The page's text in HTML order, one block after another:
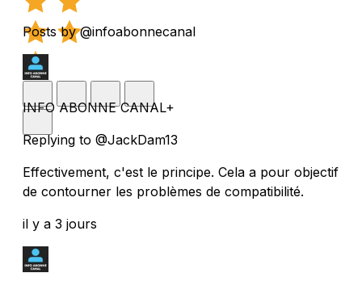
Posts by @infoabonnecanal
INFO ABONNE CANAL+
Replying to @JackDam13
Effectivement, c'est le principe. Cela a pour objectif
de contourner les problèmes de compatibilité.
il y a 3 jours